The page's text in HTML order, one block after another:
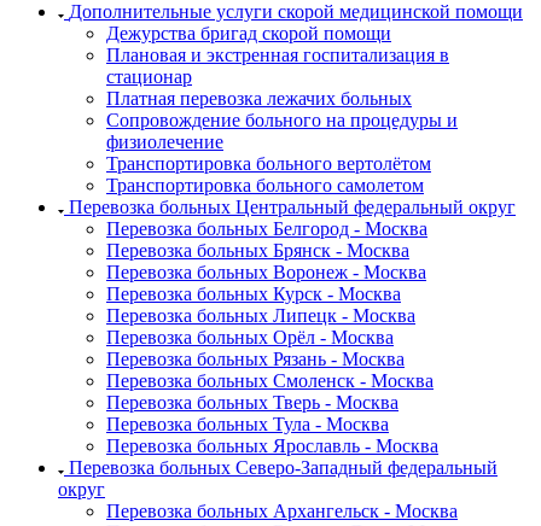
Дополнительные услуги скорой медицинской помощи
Дежурства бригад скорой помощи
Плановая и экстренная госпитализация в
стационар
Платная перевозка лежачих больных
Сопровождение больного на процедуры и
физиолечение
Транспортировка больного вертолётом
Транспортировка больного самолетом
Перевозка больных Центральный федеральный округ
Перевозка больных Белгород - Москва
Перевозка больных Брянск - Москва
Перевозка больных Воронеж - Москва
Перевозка больных Курск - Москва
Перевозка больных Липецк - Москва
Перевозка больных Орёл - Москва
Перевозка больных Рязань - Москва
Перевозка больных Смоленск - Москва
Перевозка больных Тверь - Москва
Перевозка больных Тула - Москва
Перевозка больных Ярославль - Москва
Перевозка больных Северо-Западный федеральный
округ
Перевозка больных Архангельск - Москва